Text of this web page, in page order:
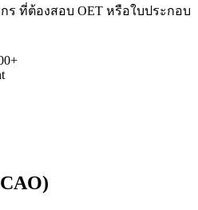
ร ที่ต้องสอบ OET หรือใบประกอบ